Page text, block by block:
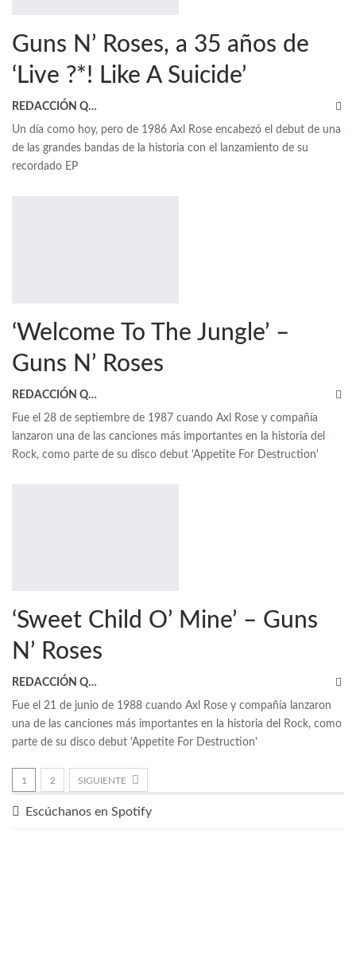
Guns N’ Roses, a 35 años de
‘Live ?*! Like A Suicide’
REDACCIÓN QRP
Un día como hoy, pero de 1986 Axl Rose encabezó el debut de una
de las grandes bandas de la historia con el lanzamiento de su
recordado EP
‘Welcome To The Jungle’ –
Guns N’ Roses
REDACCIÓN QRP
Fue el 28 de septiembre de 1987 cuando Axl Rose y compañía
lanzaron una de las canciones más importantes en la historia del
Rock, como parte de su disco debut 'Appetite For Destruction'
‘Sweet Child O’ Mine’ – Guns
N’ Roses
REDACCIÓN QRP
Fue el 21 de junio de 1988 cuando Axl Rose y compañía lanzaron
una de las canciones más importantes en la historia del Rock, como
parte de su disco debut 'Appetite For Destruction'
1 2 SIGUIENTE
Escúchanos en Spotify